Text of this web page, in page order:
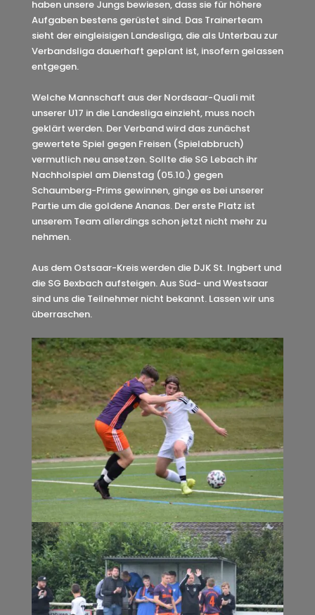
haben unsere Jungs bewiesen, dass sie für höhere
Aufgaben bestens gerüstet sind. Das Trainerteam
sieht der eingleisigen Landesliga, die als Unterbau zur
Verbandsliga dauerhaft geplant ist, insofern gelassen
entgegen.
Welche Mannschaft aus der Nordsaar-Quali mit
unserer U17 in die Landesliga einzieht, muss noch
geklärt werden. Der Verband wird das zunächst
gewertete Spiel gegen Freisen (Spielabbruch)
vermutlich neu ansetzen. Sollte die SG Lebach ihr
Nachholspiel am Dienstag (05.10.) gegen
Schaumberg-Prims gewinnen, ginge es bei unserer
Partie um die goldene Ananas. Der erste Platz ist
unserem Team allerdings schon jetzt nicht mehr zu
nehmen.
Aus dem Ostsaar-Kreis werden die DJK St. Ingbert und
die SG Bexbach aufsteigen. Aus Süd- und Westsaar
sind uns die Teilnehmer nicht bekannt. Lassen wir uns
überraschen.